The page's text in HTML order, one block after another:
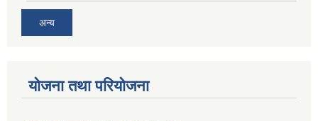
अन्य
योजना तथा परियोजना